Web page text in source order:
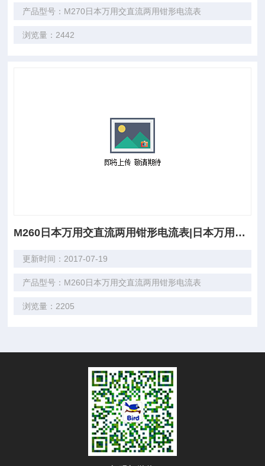
产品型号：M270日本万用交直流两用钳形电流表
浏览量：2442
M260日本万用交直流两用钳形电流表|日本万用MULTI1
更新时间：2017-07-19
产品型号：M260日本万用交直流两用钳形电流表
浏览量：2205